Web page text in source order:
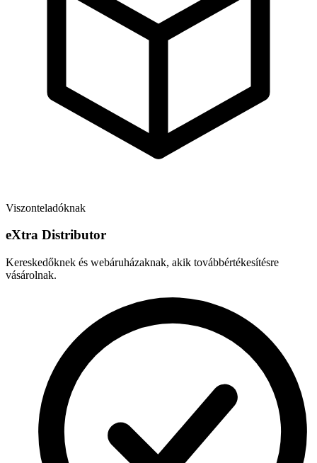
Viszonteladóknak
eXtra Distributor
Kereskedőknek és webáruházaknak, akik továbbértékesítésre
vásárolnak.